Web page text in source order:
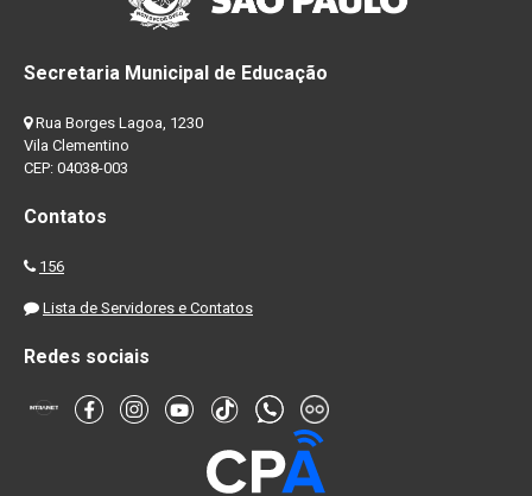
Secretaria Municipal de Educação
Rua Borges Lagoa, 1230
Vila Clementino
CEP: 04038-003
Contatos
156
Lista de Servidores e Contatos
Redes sociais